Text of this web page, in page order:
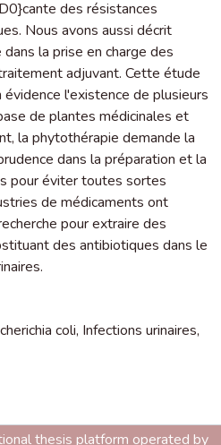
des résistances
Nous avons aussi décrit
la prise en charge des
adjuvant. Cette étude
l'existence de plusieurs
de plantes médicinales et
la phytothérapie demande la
dans la préparation et la
pour éviter toutes sortes
de médicaments ont
pour extraire des
des antibiotiques dans le
coli, Infections urinaires,
thesis platform operated by